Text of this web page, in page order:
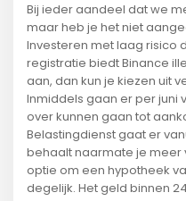
Bij ieder aandeel dat we
maar heb je het niet
Investeren met laag risico
registratie biedt Binance
aan, dan kun je kiezen uit
Inmiddels gaan er per juni
over kunnen gaan tot
Belastingdienst gaat er
behaalt naarmate je
optie om een hypotheek
degelijk. Het geld binnen